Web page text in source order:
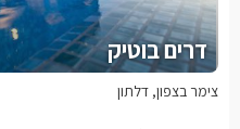
דרים בוטיק
צימר בצפון, דלתון